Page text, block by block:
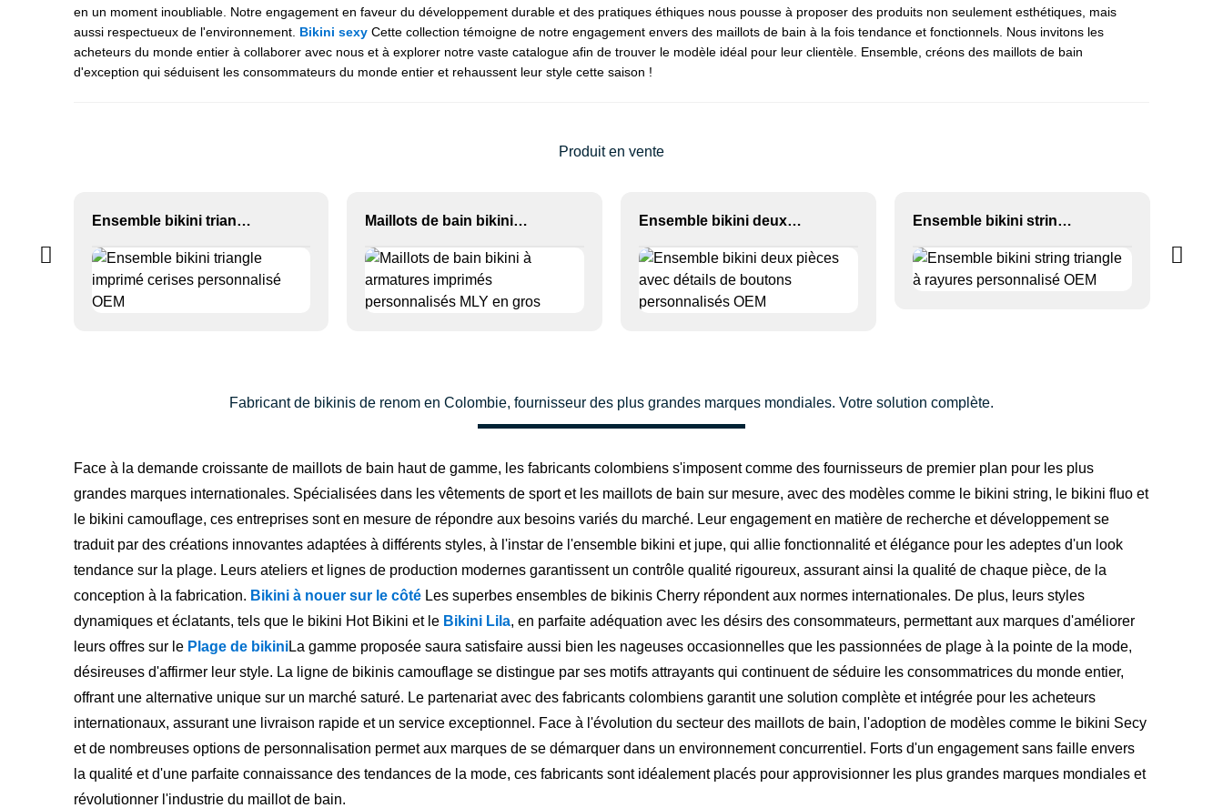
en un moment inoubliable. Notre engagement en faveur du développement durable et des pratiques éthiques nous pousse à proposer des produits non seulement esthétiques, mais
aussi respectueux de l'environnement. Bikini sexyCette collection témoigne de notre engagement envers des maillots de bain à la fois tendance et fonctionnels. Nous invitons les
acheteurs du monde entier à collaborer avec nous et à explorer notre vaste catalogue afin de trouver le modèle idéal pour leur clientèle. Ensemble, créons des maillots de bain
d'exception qui séduisent les consommateurs du monde entier et rehaussent leur style cette saison !
Produit en vente
Ensemble bikini triangle imprimé cerises personnalisé OEM Maillots de bain bikini à armatures imprimés personnalisés MLY en gros Ensemble bikini deux pièces avec détails de boutons personnalisés OEM Ensemble bikini string triangle à rayures personnalisé OEM
Fabricant de bikinis de renom en Colombie, fournisseur des plus grandes marques mondiales. Votre solution complète.
Face à la demande croissante de maillots de bain haut de gamme, les fabricants colombiens s'imposent comme des fournisseurs de premier plan pour les plus
grandes marques internationales. Spécialisées dans les vêtements de sport et les maillots de bain sur mesure, avec des modèles comme le bikini string, le bikini fluo et
le bikini camouflage, ces entreprises sont en mesure de répondre aux besoins variés du marché. Leur engagement en matière de recherche et développement se
traduit par des créations innovantes adaptées à différents styles, à l'instar de l'ensemble bikini et jupe, qui allie fonctionnalité et élégance pour les adeptes d'un look
tendance sur la plage. Leurs ateliers et lignes de production modernes garantissent un contrôle qualité rigoureux, assurant ainsi la qualité de chaque pièce, de la
conception à la fabrication. Bikini à nouer sur le côtéLes superbes ensembles de bikinis Cherry répondent aux normes internationales. De plus, leurs styles
dynamiques et éclatants, tels que le bikini Hot Bikini et le Bikini Lila, en parfaite adéquation avec les désirs des consommateurs, permettant aux marques d'améliorer
leurs offres sur le Plage de bikiniLa gamme proposée saura satisfaire aussi bien les nageuses occasionnelles que les passionnées de plage à la pointe de la mode,
désireuses d'affirmer leur style. La ligne de bikinis camouflage se distingue par ses motifs attrayants qui continuent de séduire les consommatrices du monde entier,
offrant une alternative unique sur un marché saturé. Le partenariat avec des fabricants colombiens garantit une solution complète et intégrée pour les acheteurs
internationaux, assurant une livraison rapide et un service exceptionnel. Face à l'évolution du secteur des maillots de bain, l'adoption de modèles comme le bikini Secy
et de nombreuses options de personnalisation permet aux marques de se démarquer dans un environnement concurrentiel. Forts d'un engagement sans faille envers
la qualité et d'une parfaite connaissance des tendances de la mode, ces fabricants sont idéalement placés pour approvisionner les plus grandes marques mondiales et
révolutionner l'industrie du maillot de bain.